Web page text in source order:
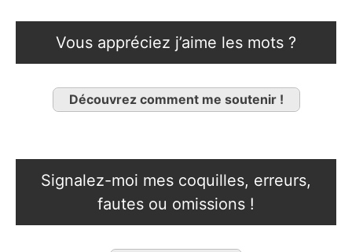
Vous appréciez j’aime les mots ?
Découvrez comment me soutenir !
Signalez-moi mes coquilles, erreurs,
fautes ou omissions !